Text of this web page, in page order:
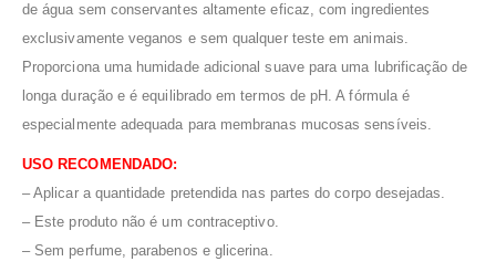
de água sem conservantes altamente eficaz, com ingredientes
exclusivamente veganos e sem qualquer teste em animais.
Proporciona uma humidade adicional suave para uma lubrificação de
longa duração e é equilibrado em termos de pH. A fórmula é
especialmente adequada para membranas mucosas sensíveis.
USO RECOMENDADO:
– Aplicar a quantidade pretendida nas partes do corpo desejadas.
– Este produto não é um contraceptivo.
– Sem perfume, parabenos e glicerina.